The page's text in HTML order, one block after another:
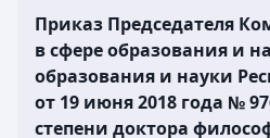
Приказ Председателя
в сфере образования и
образования и науки
от 19 июня 2018 года №
степени доктора